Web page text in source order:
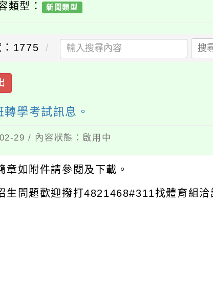
類型： 新聞類型
：1775 搜
學考試訊息。
29 / 內容狀態：啟用中
章如附件請參閱及下載。
生問題歡迎撥打4821468#311找體育組洽